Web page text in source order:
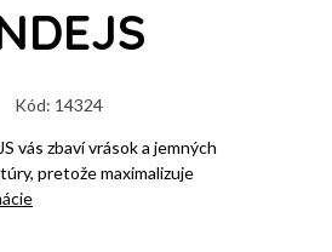
Kód: 14324
vás zbaví vrások a jemných
pretože maximalizuje